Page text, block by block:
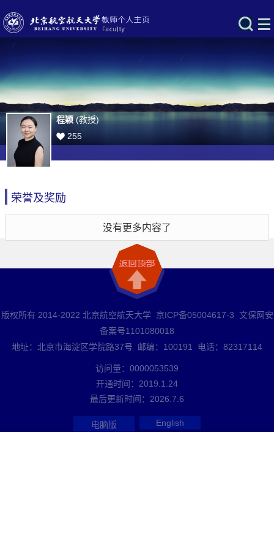
程颖(教授)
255
荣誉及奖励
没有更多内容了
版权所有 2014-2022 北京航空航天大学 京ICP备05004617-3 文保网安
备案号1101080018
地址：北京市海淀区学院路37号 邮编：100191 电话：82317114
访问量： 0000053539
开通时间： 2019 1 24
最后更新时间： 2026 7 6
电脑版 English